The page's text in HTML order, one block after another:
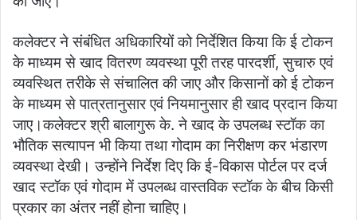
कलेक्टर ने संबंधित अधिकारियों को निर्देशित किया कि ई टोकन
के माध्यम से खाद वितरण व्यवस्था पूरी तरह पारदर्शी, सुचारु एवं
व्यवस्थित तरीके से संचालित की जाए और किसानों को ई टोकन
के माध्यम से पात्रतानुसार एवं नियमानुसार ही खाद प्रदान किया
जाए।कलेक्टर श्री बालागुरू के. ने खाद के उपलब्ध स्टॉक का
भौतिक सत्यापन भी किया तथा गोदाम का निरीक्षण कर भंडारण
व्यवस्था देखी। उन्होंने निर्देश दिए कि ई-विकास पोर्टल पर दर्ज
खाद स्टॉक एवं गोदाम में उपलब्ध वास्तविक स्टॉक के बीच किसी
प्रकार का अंतर नहीं होना चाहिए।